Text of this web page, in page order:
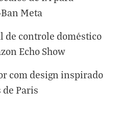
Meta
de controle doméstico
Echo Show
com design inspirado
de Paris